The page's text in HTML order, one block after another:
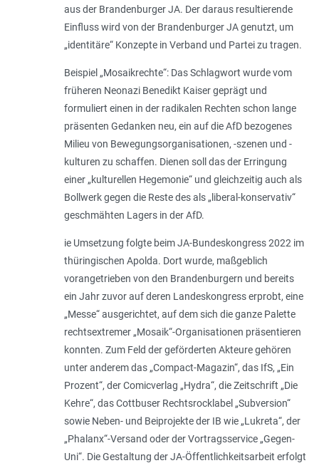
aus der Brandenburger JA. Der daraus resultierende
Einfluss wird von der Brandenburger JA genutzt, um
„identitäre“ Konzepte in Verband und Partei zu tragen.
Beispiel „Mosaikrechte“: Das Schlagwort wurde vom
früheren Neonazi Benedikt Kaiser geprägt und
formuliert einen in der radikalen Rechten schon lange
präsenten Gedanken neu, ein auf die AfD bezogenes
Milieu von Bewegungsorganisationen, -szenen und -
kulturen zu schaffen. Dienen soll das der Erringung
einer „kulturellen Hegemonie“ und gleichzeitig auch als
Bollwerk gegen die Reste des als „liberal-konservativ“
geschmähten Lagers in der AfD.
ie Umsetzung folgte beim JA-Bundeskongress 2022 im
thüringischen Apolda. Dort wurde, maßgeblich
vorangetrieben von den Brandenburgern und bereits
ein Jahr zuvor auf deren Landeskongress erprobt, eine
„Messe“ ausgerichtet, auf dem sich die ganze Palette
rechtsextremer „Mosaik“-Organisationen präsentieren
konnten. Zum Feld der geförderten Akteure gehören
unter anderem das „Compact-Magazin“, das IfS, „Ein
Prozent“, der Comicverlag „Hydra“, die Zeitschrift „Die
Kehre“, das Cottbuser Rechtsrocklabel „Subversion“
sowie Neben- und Beiprojekte der IB wie „Lukreta“, der
„Phalanx“-Versand oder der Vortragsservice „Gegen-
Uni“. Die Gestaltung der JA-Öffentlichkeitsarbeit erfolgt